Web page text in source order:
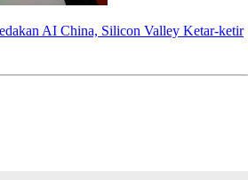
AI China, Silicon Valley Ketar-ketir